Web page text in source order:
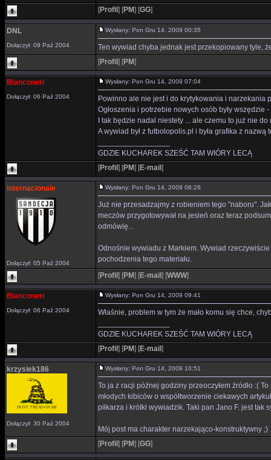
[Profil ] [PM] [GG]
DNL
Dołączył: 09 Paź 2004
Wysłany: Pon Gru 14, 2009 00:35
Ten wywiad chyba jednak jest przekopiowany tyle,
[Profil ] [PM]
Bianconeri
Dołączył: 06 Paź 2004
Wysłany: Pon Gru 14, 2009 07:04
Powinno ale nie jest i do krytykowania i narzekania
Ogłoszenia i potrzebie nowych osób były wszędzie
I tak będzie nadal niestety ... ale czemu to już nie
A wywiad był z futbolopolis.pl i była grafika z nazwą
GDZIE KUCHAREK SZEŚĆ TAM WIÓRY LECĄ
[Profil ] [PM] [E-mail ]
internacionale
Dołączył: 05 Paź 2004
Wysłany: Pon Gru 14, 2009 08:28
Już nie przesadzajmy z robieniem tego "naboru".
meczów przygotowywał na jesień oraz teraz
odmówię...
Odnośnie wywiadu z Markiem. Wywiad
pochodzenia tego materiału.
[Profil ] [PM] [E-mail ] [WWW]
Bianconeri
Dołączył: 06 Paź 2004
Wysłany: Pon Gru 14, 2009 09:41
Właśnie, problem w tym że mało komu się chce,
GDZIE KUCHAREK SZEŚĆ TAM WIÓRY LECĄ
[Profil ] [PM] [E-mail ]
krzysiek186
Dołączył: 30 Paź 2004
Wysłany: Pon Gru 14, 2009 10:51
To ja z racji późnej godziny przeoczyłem źródło :(
młodych kibiców o współtworzenie ciekawych
piłkarza i krótki wywiadzik. Taki pan Jano F. jest tak
Mój post ma charakter narzekająco-konstruktywny ;)
[Profil ] [PM] [GG]